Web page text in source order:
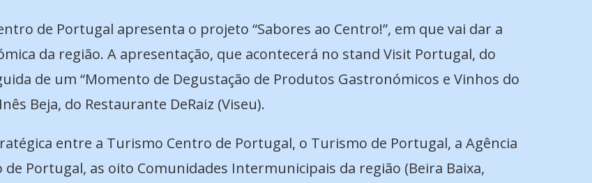
de Portugal apresenta o projeto “Sabores ao Centro!”, em que vai dar a
da região. A apresentação, que acontecerá no stand Visit Portugal, do
de um “Momento de Degustação de Produtos Gastronómicos e Vinhos do
Beja, do Restaurante DeRaiz (Viseu).
entre a Turismo Centro de Portugal, o Turismo de Portugal, a Agência
Portugal, as oito Comunidades Intermunicipais da região (Beira Baixa,